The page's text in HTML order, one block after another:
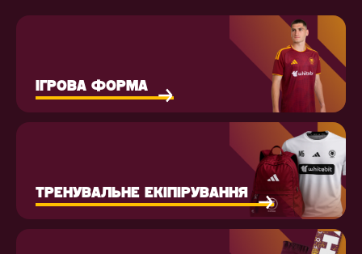
ІГРОВА ФОРМА
ТРЕНУВАЛЬНЕ ЕКІПІРУВАННЯ